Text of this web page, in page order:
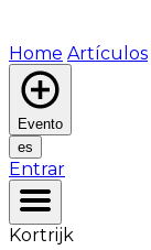
Home Artículos
Evento
es
Entrar
Kortrijk